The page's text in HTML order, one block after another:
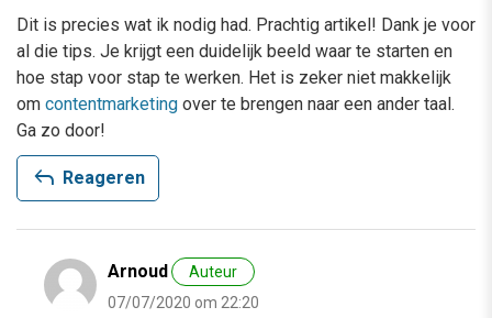
Dit is precies wat ik nodig had. Prachtig artikel! Dank je voor
al die tips. Je krijgt een duidelijk beeld waar te starten en
hoe stap voor stap te werken. Het is zeker niet makkelijk
om contentmarketing over te brengen naar een ander taal.
Ga zo door!
reply Reageren
Arnoud
Auteur
07/07/2020 om 22:20